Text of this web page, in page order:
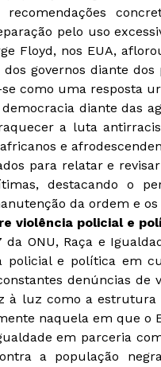
recomendações
pelo uso
Floyd, nos EUA,
dos governos diante
como uma resposta
diante das
a luta
e
para relatar e
destacando o
da ordem e
violência policial e
da ONU, Raça e
policial e política em
denúncias
à luz como a estrutura
naquela em que o
em parceria
a população